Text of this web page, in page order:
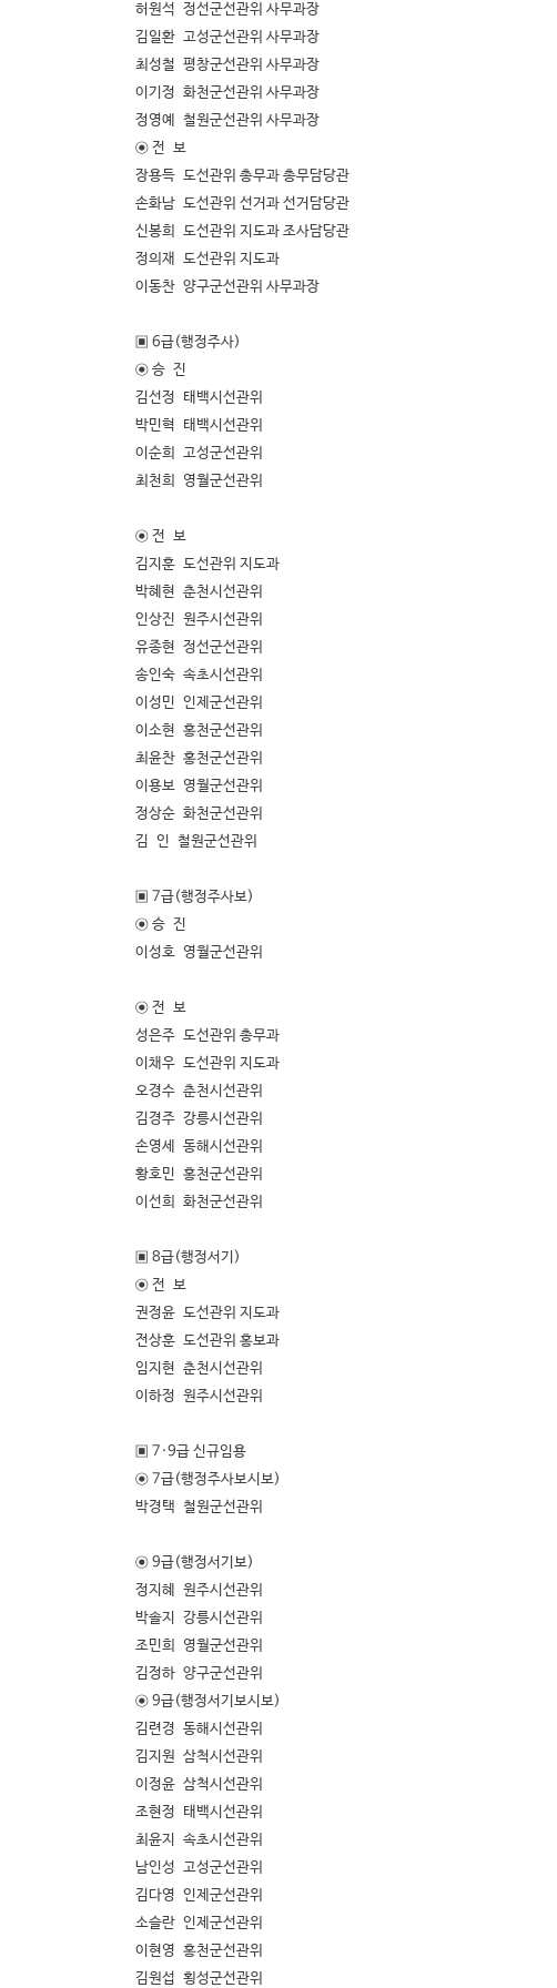
허원석 정선군선관위 사무과장
김일환 고성군선관위 사무과장
최성철 평창군선관위 사무과장
이기정 화천군선관위 사무과장
정영예 철원군선관위 사무과장
◉ 전 보
장용득 도선관위 총무과 총무담당관
손화남 도선관위 선거과 선거담당관
신봉희 도선관위 지도과 조사담당관
정의재 도선관위 지도과
이동찬 양구군선관위 사무과장
▣ 6급(행정주사)
◉ 승 진
김선정 태백시선관위
박민혁 태백시선관위
이순희 고성군선관위
최천희 영월군선관위
◉ 전 보
김지훈 도선관위 지도과
박혜현 춘천시선관위
인상진 원주시선관위
유종현 정선군선관위
송인숙 속초시선관위
이성민 인제군선관위
이소현 홍천군선관위
최윤찬 홍천군선관위
이용보 영월군선관위
정상순 화천군선관위
김 인 철원군선관위
▣ 7급(행정주사보)
◉ 승 진
이성호 영월군선관위
◉ 전 보
성은주 도선관위 총무과
이채우 도선관위 지도과
오경수 춘천시선관위
김경주 강릉시선관위
손영세 동해시선관위
황호민 홍천군선관위
이선희 화천군선관위
▣ 8급(행정서기)
◉ 전 보
권정윤 도선관위 지도과
전상훈 도선관위 홍보과
임지현 춘천시선관위
이하정 원주시선관위
▣ 7·9급 신규임용
◉ 7급(행정주사보시보)
박경택 철원군선관위
◉ 9급(행정서기보)
정지혜 원주시선관위
박솔지 강릉시선관위
조민희 영월군선관위
김정하 양구군선관위
◉ 9급(행정서기보시보)
김련경 동해시선관위
김지원 삼척시선관위
이정윤 삼척시선관위
조현정 태백시선관위
최윤지 속초시선관위
남인성 고성군선관위
김다영 인제군선관위
소슬란 인제군선관위
이현영 홍천군선관위
김원섭 횡성군선관위